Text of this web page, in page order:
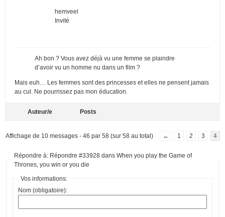
hemveel
Invité
Ah bon ? Vous avez déjà vu une femme se plaindre
d’avoir vu un homme nu dans un film ?
Mais euh… Les femmes sont des princesses et elles ne pensent jamais
au cul. Ne pourrissez pas mon éducation.
Auteur/e Posts
Affichage de 10 messages - 46 par 58 (sur 58 au total) ← 1 2 3 4
Répondre à: Répondre #33928 dans When you play the Game of
Thrones, you win or you die
Vos informations:
Nom (obligatoire):